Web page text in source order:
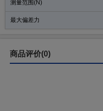
测量范围(N)
最大偏差力
商品评价(0)